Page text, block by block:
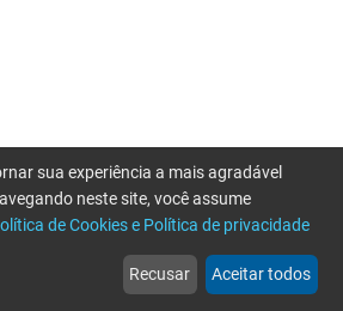
web
Notícias
more_horiz
Mais
sua experiência a mais agradável
neste site, você assume
de Cookies e Política de privacidade
Recusar Aceitar todos
por favor tente novamente